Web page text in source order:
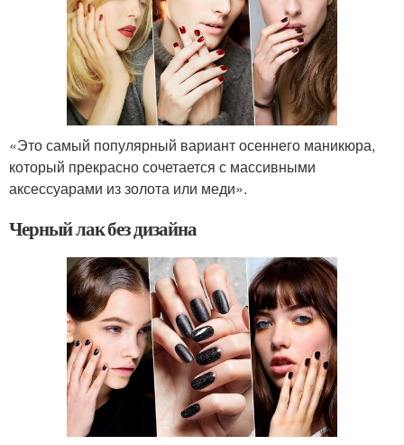
«Это самый популярный вариант осеннего маникюра,
который прекрасно сочетается с массивными
аксессуарами из золота или меди».
Черный лак без дизайна